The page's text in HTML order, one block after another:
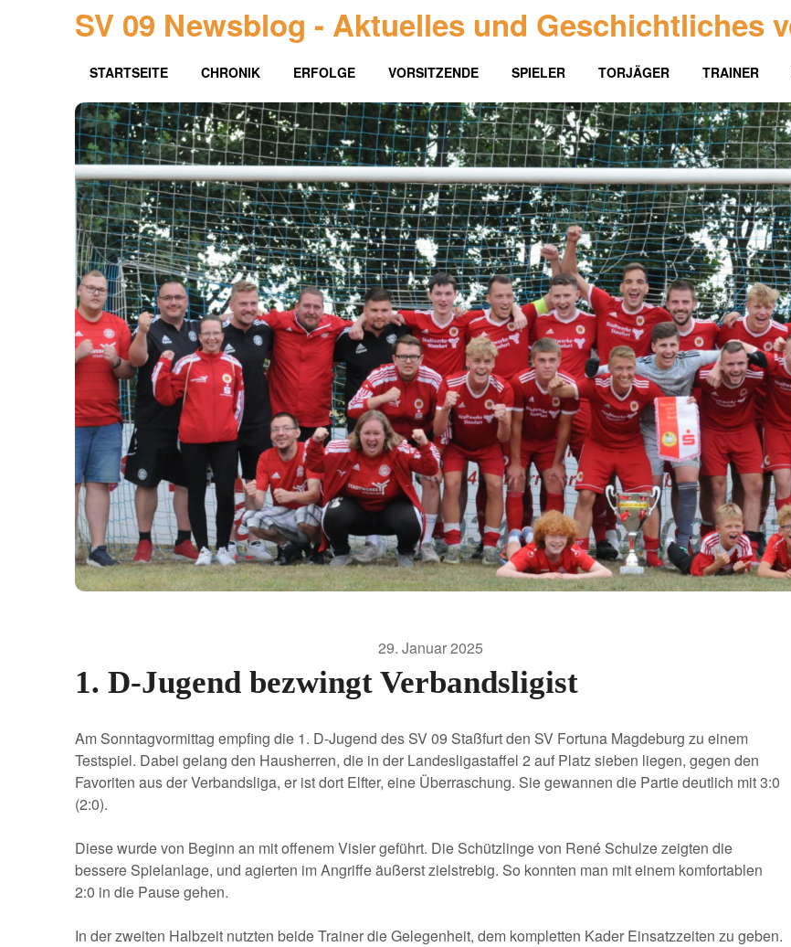
SV 09 Newsblog - Aktuelles und Geschichtliches
STARTSEITE CHRONIK ERFOLGE VORSITZENDE SPIELER TORJÄGER TRAINER
29. Januar 2025
1. D-Jugend bezwingt Verbandsligist
Am Sonntagvormittag empfing die 1. D-Jugend des SV 09 Staßfurt den SV Fortuna Magdeburg zu einem
Testspiel. Dabei gelang den Hausherren, die in der Landesligastaffel 2 auf Platz sieben liegen, gegen den
Favoriten aus der Verbandsliga, er ist dort Elfter, eine Überraschung. Sie gewannen die Partie deutlich mit 3:0
(2:0).
Diese wurde von Beginn an mit offenem Visier geführt. Die Schützlinge von René Schulze zeigten die
bessere Spielanlage, und agierten im Angriffe äußerst zielstrebig. So konnten man mit einem komfortablen
2:0 in die Pause gehen.
In der zweiten Halbzeit nutzten beide Trainer die Gelegenheit, dem kompletten Kader Einsatzzeiten zu geben.